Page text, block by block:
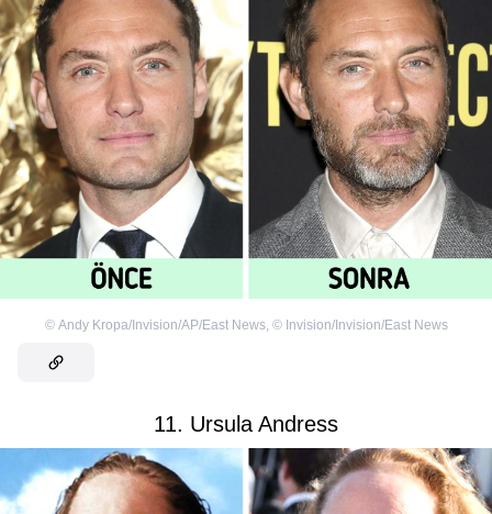
© Andy Kropa/Invision/AP/East News, © Invision/Invision/East News
11. Ursula Andress